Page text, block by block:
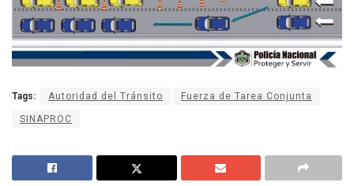
Tags: Autoridad del Tránsito Fuerza de Tarea Conjunta
SINAPROC